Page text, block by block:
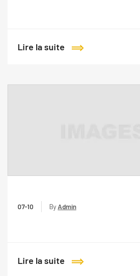
Lire la suite
07-10 ByAdmin
Lire la suite